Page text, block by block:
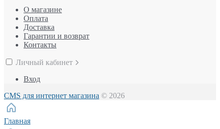
О магазине
Оплата
Доставка
Гарантии и возврат
Контакты
Личный кабинет
Вход
CMS для интернет магазина © 2026
Главная